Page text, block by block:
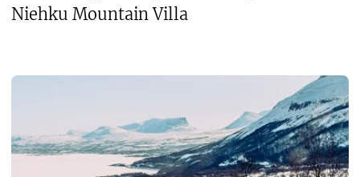
Niehku Mountain Villa